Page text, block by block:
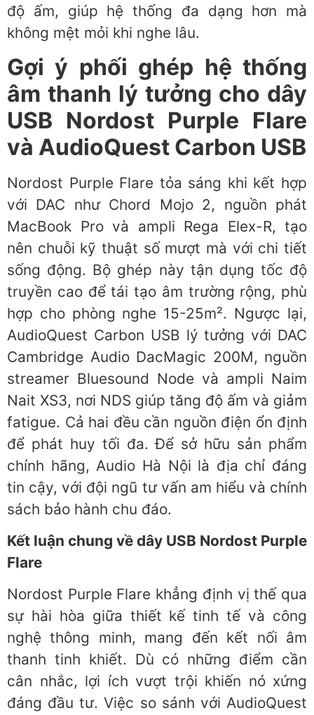
độ ấm, giúp hệ thống đa dạng hơn mà
không mệt mỏi khi nghe lâu.
Gợi ý phối ghép hệ thống
âm thanh lý tưởng cho dây
USB Nordost Purple Flare
và AudioQuest Carbon USB
Nordost Purple Flare tỏa sáng khi kết hợp
với DAC như Chord Mojo 2, nguồn phát
MacBook Pro và ampli Rega Elex-R, tạo
nên chuỗi kỹ thuật số mượt mà với chi tiết
sống động. Bộ ghép này tận dụng tốc độ
truyền cao để tái tạo âm trường rộng, phù
hợp cho phòng nghe 15-25m². Ngược lại,
AudioQuest Carbon USB lý tưởng với DAC
Cambridge Audio DacMagic 200M, nguồn
streamer Bluesound Node và ampli Naim
Nait XS3, nơi NDS giúp tăng độ ấm và giảm
fatigue. Cả hai đều cần nguồn điện ổn định
để phát huy tối đa. Để sở hữu sản phẩm
chính hãng, Audio Hà Nội là địa chỉ đáng
tin cậy, với đội ngũ tư vấn am hiểu và chính
sách bảo hành chu đáo.
Kết luận chung về dây USB Nordost Purple
Flare
Nordost Purple Flare khẳng định vị thế qua
sự hài hòa giữa thiết kế tinh tế và công
nghệ thông minh, mang đến kết nối âm
thanh tinh khiết. Dù có những điểm cần
cân nhắc, lợi ích vượt trội khiến nó xứng
đáng đầu tư. Việc so sánh với AudioQuest